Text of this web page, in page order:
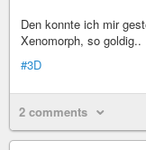
Den konnte ich mir
Xenomorph, so goldig..
#3D
2 comments